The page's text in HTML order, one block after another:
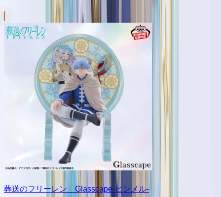
葬送のフリーレン Glasscape-ヒンメル-